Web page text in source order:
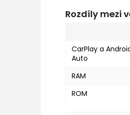
Rozdíly mezi
CarPlay a
Auto
RAM
ROM